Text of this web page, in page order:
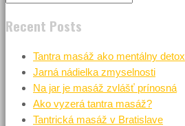
Recent Posts
Tantra masáž ako mentálny detox
Jarná nádielka zmyselnosti
Na jar je masáž zvlášť prínosná
Ako vyzerá tantra masáž?
Tantrická masáž v Bratislave